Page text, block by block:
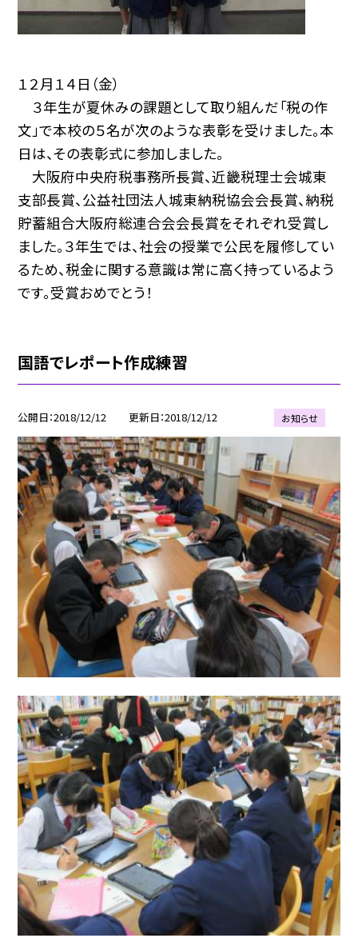
１２月１４日（金）
３年生が夏休みの課題として取り組んだ「税の作
文」で本校の５名が次のような表彰を受けました。本
日は、その表彰式に参加しました。
大阪府中央府税事務所長賞、近畿税理士会城東
支部長賞、公益社団法人城東納税協会会長賞、納税
貯蓄組合大阪府総連合会会長賞をそれぞれ受賞し
ました。３年生では、社会の授業で公民を履修してい
るため、税金に関する意識は常に高く持っているよう
です。受賞おめでとう！
国語でレポート作成練習
公開日 2018/12/12 更新日 2018/12/12 お知らせ